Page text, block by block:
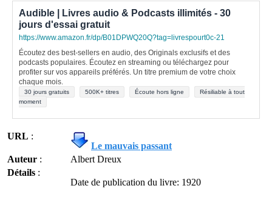
Audible | Livres audio & Podcasts illimités - 30
jours d'essai gratuit
https://www.amazon.fr/dp/B01DPWQ20Q?tag=livrespourt0c-21
Écoutez des best-sellers en audio, des Originals exclusifs et des
podcasts populaires. Écoutez en streaming ou téléchargez pour
profiter sur vos appareils préférés. Un titre premium de votre choix
chaque mois.
30 jours gratuits 500K+ titres Écoute hors ligne
Résiliable à tout
moment
URL :
Le mauvais passant
Auteur :
Albert Dreux
Détails :
Date de publication du livre: 1920